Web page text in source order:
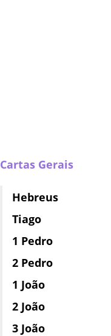
Cartas Gerais
Hebreus
Tiago
1 Pedro
2 Pedro
1 João
2 João
3 João